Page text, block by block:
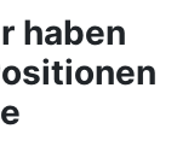
haben